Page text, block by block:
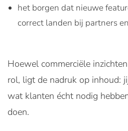
het borgen dat nieuwe
correct landen bij partners
Hoewel commerciële
rol, ligt de nadruk op inhoud:
wat klanten écht nodig
doen.